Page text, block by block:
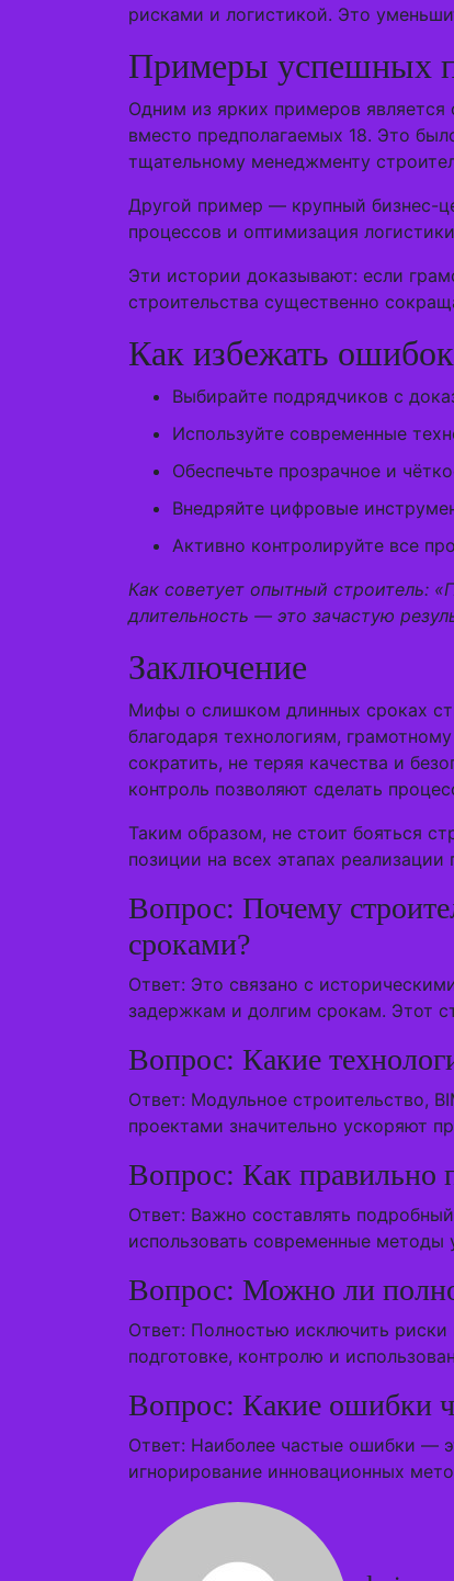
рисками и логистикой. Это
Примеры успешных
Одним из ярких примеров
вместо предполагаемых 18. Это
тщательному менеджменту
Другой пример — крупный бизнес-
процессов и оптимизация
Эти истории доказывают: если
строительства существенно
Как избежать
Выбирайте подрядчиков с
Используйте современные
Обеспечьте прозрачное и
Внедряйте цифровые
Активно контролируйте все
Как советует опытный строитель:
длительность — это зачастую
Заключение
Мифы о слишком длинных сроках
благодаря технологиям,
сократить, не теряя качества и
контроль позволяют сделать
Таким образом, не стоит бояться
позиции на всех этапах реализации
Вопрос: Почему
сроками?
Ответ: Это связано с
задержкам и долгим срокам. Этот
Вопрос: Какие
Ответ: Модульное строительство,
проектами значительно ускоряют
Вопрос: Как правильно
Ответ: Важно составлять
использовать современные методы
Вопрос: Можно ли
Ответ: Полностью исключить
подготовке, контролю и
Вопрос: Какие ошибки
Ответ: Наиболее частые ошибки —
игнорирование инновационных